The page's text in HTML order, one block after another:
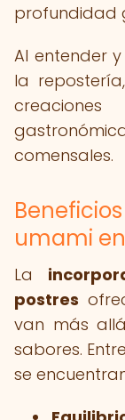
profundidad
Al entender
la
comensales.
umami
La
postres
van más
sabores.
se